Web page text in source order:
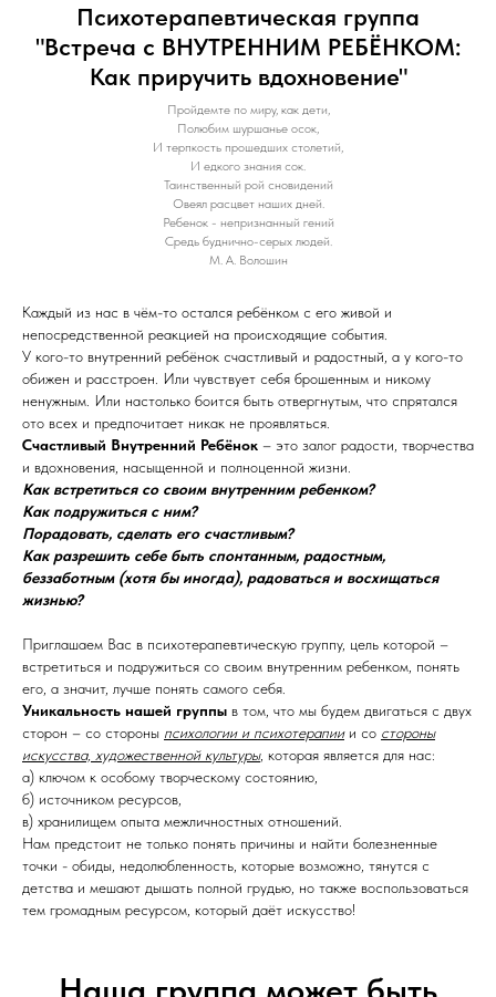
Психотерапевтическая группа
"Встреча с ВНУТРЕННИМ РЕБЁНКОМ:
Как приручить вдохновение"
Пройдемте по миру, как дети,
Полюбим шуршанье осок,
И терпкость прошедших столетий,
И едкого знания сок.
Таинственный рой сновидений
Овеял расцвет наших дней.
Ребенок - непризнанный гений
Средь буднично-серых людей.
М. А. Волошин
Каждый из нас в чём-то остался ребёнком с его живой и
непосредственной реакцией на происходящие события.
У кого-то внутренний ребёнок счастливый и радостный, а у кого-то
обижен и расстроен. Или чувствует себя брошенным и никому
ненужным. Или настолько боится быть отвергнутым, что спрятался
ото всех и предпочитает никак не проявляться.
Счастливый Внутренний Ребёнок – это залог радости, творчества
и вдохновения, насыщенной и полноценной жизни.
Как встретиться со своим внутренним ребенком?
Как подружиться с ним?
Порадовать, сделать его счастливым?
Как разрешить себе быть спонтанным, радостным,
беззаботным (хотя бы иногда), радоваться и восхищаться
жизнью?
Приглашаем Вас в психотерапевтическую группу, цель которой –
встретиться и подружиться со своим внутренним ребенком, понять
его, а значит, лучше понять самого себя.
Уникальность нашей группы в том, что мы будем двигаться с двух
сторон – со стороны психологии и психотерапиии со стороны
искусства, художественной культуры, которая является для нас:
а) ключом к особому творческому состоянию,
б) источником ресурсов,
в) хранилищем опыта межличностных отношений.
Нам предстоит не только понять причины и найти болезненные
точки - обиды, недолюбленность, которые возможно, тянутся с
детства и мешают дышать полной грудью, но также воспользоваться
тем громадным ресурсом, который даёт искусство!
Наша группа может быть